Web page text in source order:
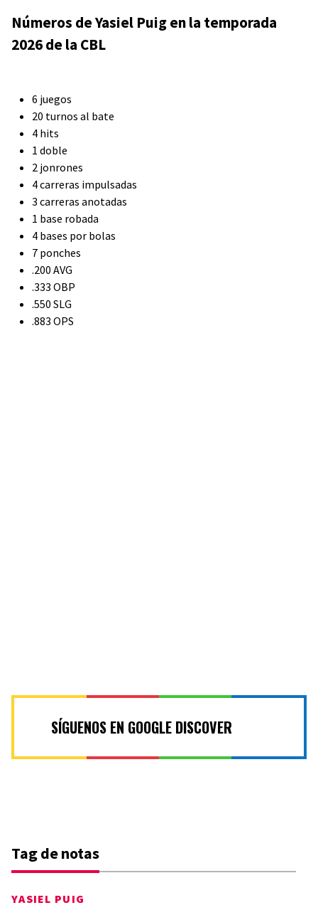
Números de Yasiel Puig en la temporada
2026 de la CBL
6 juegos
20 turnos al bate
4 hits
1 doble
2 jonrones
4 carreras impulsadas
3 carreras anotadas
1 base robada
4 bases por bolas
7 ponches
.200 AVG
.333 OBP
.550 SLG
.883 OPS
SÍGUENOS EN GOOGLE DISCOVER
Tag de notas
YASIEL PUIG